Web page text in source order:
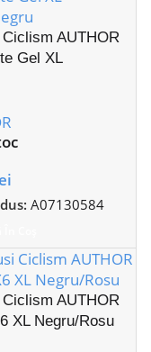
AUTHOR
Gel XL
A07130584
AUTHOR
XL Negru/Rosu